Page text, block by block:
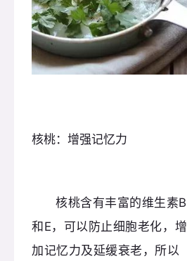
核桃：增强记忆力
核桃含有丰富的维生素B
和E，可以防止细胞老化，增
加记忆力及延缓衰老，所以